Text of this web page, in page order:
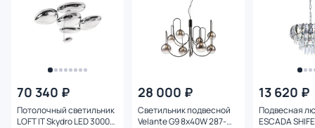
70 340 ₽
Потолочный светильник
LOFT IT Skydro LED 3000К
28 000 ₽
Светильник подвесной
Velante G9 8x40W 287-
13 620 ₽
Подвесная
ESCADA